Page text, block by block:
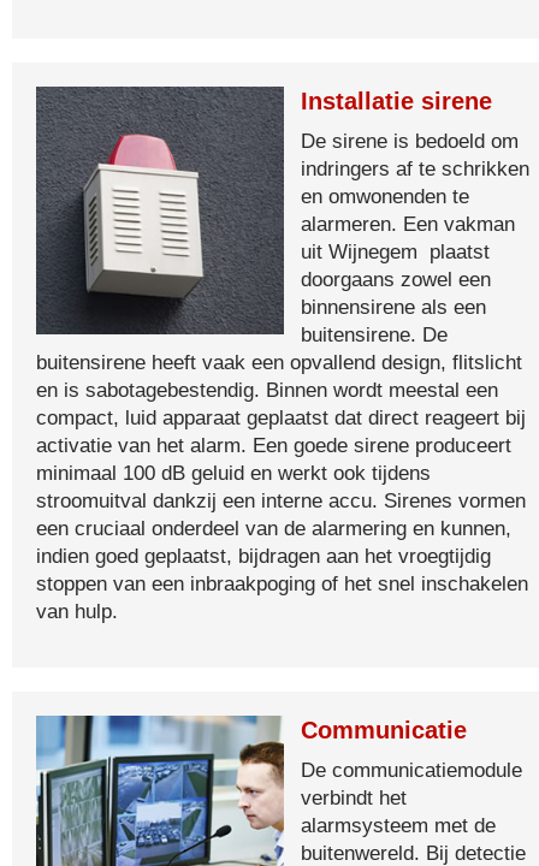
Installatie sirene
De sirene is bedoeld om
indringers af te schrikken
en omwonenden te
alarmeren. Een vakman
uit Wijnegem plaatst
doorgaans zowel een
binnensirene als een
buitensirene. De
buitensirene heeft vaak een opvallend design, flitslicht
en is sabotagebestendig. Binnen wordt meestal een
compact, luid apparaat geplaatst dat direct reageert bij
activatie van het alarm. Een goede sirene produceert
minimaal 100 dB geluid en werkt ook tijdens
stroomuitval dankzij een interne accu. Sirenes vormen
een cruciaal onderdeel van de alarmering en kunnen,
indien goed geplaatst, bijdragen aan het vroegtijdig
stoppen van een inbraakpoging of het snel inschakelen
van hulp.
Communicatie
De communicatiemodule
verbindt het
alarmsysteem met de
buitenwereld. Bij detectie